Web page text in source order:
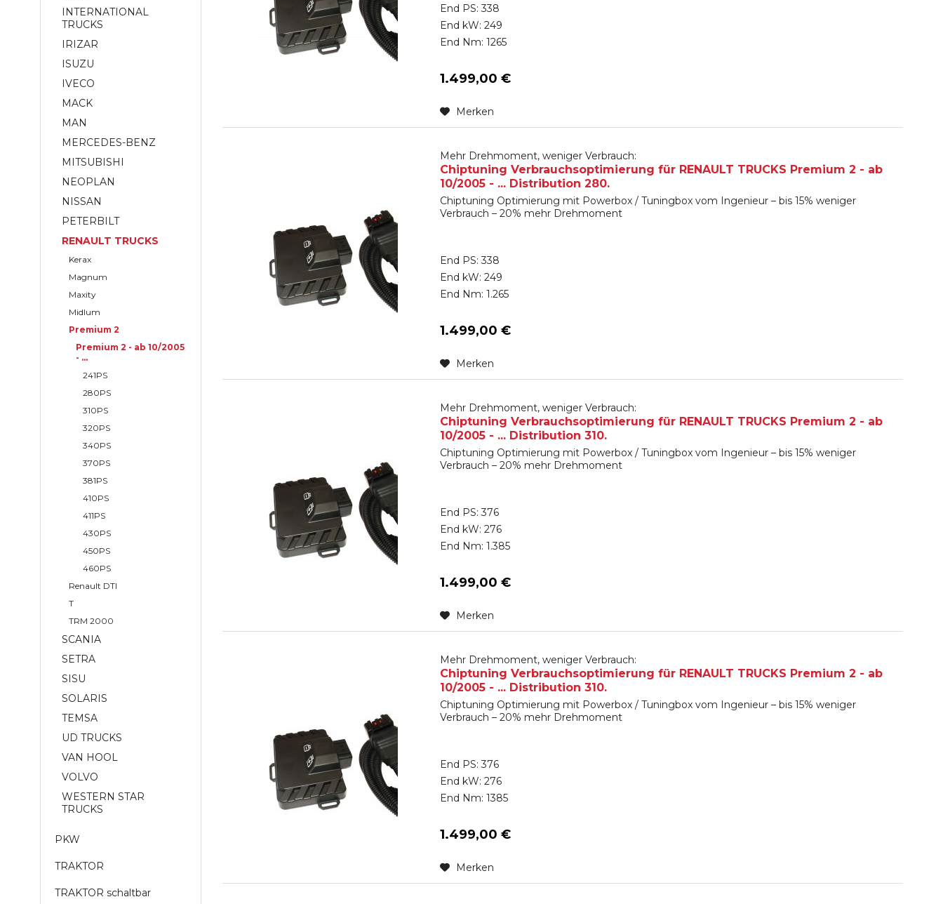
INTERNATIONAL
TRUCKS
IRIZAR
ISUZU
IVECO
MACK
MAN
MERCEDES-BENZ
MITSUBISHI
NEOPLAN
NISSAN
PETERBILT
RENAULT TRUCKS
Kerax
Magnum
Maxity
Midlum
Premium 2
Premium 2 - ab 10/2005
- ...
241PS
280PS
310PS
320PS
340PS
370PS
381PS
410PS
411PS
430PS
450PS
460PS
Renault DTI
T
TRM 2000
SCANIA
SETRA
SISU
SOLARIS
TEMSA
UD TRUCKS
VAN HOOL
VOLVO
WESTERN STAR
TRUCKS
PKW
TRAKTOR
TRAKTOR schaltbar
End PS: 338
End kW: 249
End Nm: 1265
1.499,00 €
Merken
Mehr Drehmoment, weniger Verbrauch:
Chiptuning Verbrauchsoptimierung für RENAULT TRUCKS Premium 2 - ab
10/2005 - ... Distribution 280.
Chiptuning Optimierung mit Powerbox / Tuningbox vom Ingenieur – bis 15% weniger
Verbrauch – 20% mehr Drehmoment
End PS: 338
End kW: 249
End Nm: 1.265
1.499,00 €
Merken
Mehr Drehmoment, weniger Verbrauch:
Chiptuning Verbrauchsoptimierung für RENAULT TRUCKS Premium 2 - ab
10/2005 - ... Distribution 310.
Chiptuning Optimierung mit Powerbox / Tuningbox vom Ingenieur – bis 15% weniger
Verbrauch – 20% mehr Drehmoment
End PS: 376
End kW: 276
End Nm: 1.385
1.499,00 €
Merken
Mehr Drehmoment, weniger Verbrauch:
Chiptuning Verbrauchsoptimierung für RENAULT TRUCKS Premium 2 - ab
10/2005 - ... Distribution 310.
Chiptuning Optimierung mit Powerbox / Tuningbox vom Ingenieur – bis 15% weniger
Verbrauch – 20% mehr Drehmoment
End PS: 376
End kW: 276
End Nm: 1385
1.499,00 €
Merken